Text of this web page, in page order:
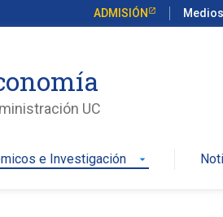
ADMISIÓN Medios
UC
e Investigación arrow_drop_down